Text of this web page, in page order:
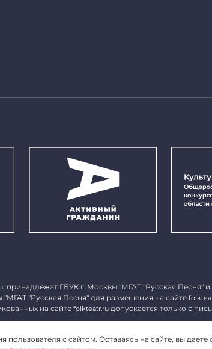
, принадлежат ГБУК г. Москвы "МГАТ "Русская Песня"
"Русская Песня" для размещения на сайте
на сайте folkteatr.ru допускается только с
с сайтом. Оставаясь на сайте, вы